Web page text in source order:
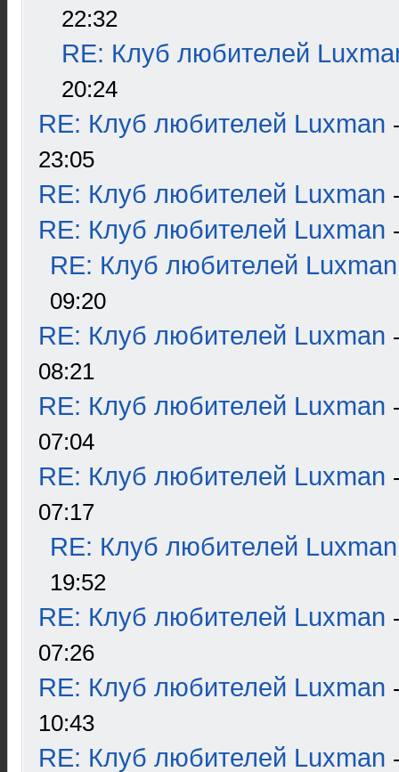
22:32
RE: Клуб любителей
20:24
RE: Клуб любителей Luxman
23:05
RE: Клуб любителей Luxman
RE: Клуб любителей Luxman
RE: Клуб любителей Luxman
09:20
RE: Клуб любителей Luxman
08:21
RE: Клуб любителей Luxman
07:04
RE: Клуб любителей Luxman
07:17
RE: Клуб любителей Luxman
19:52
RE: Клуб любителей Luxman
07:26
RE: Клуб любителей Luxman
10:43
RE: Клуб любителей Luxman